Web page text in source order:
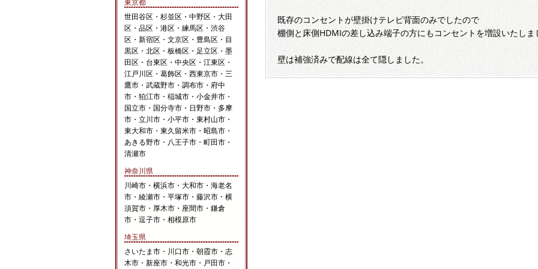
既存のコンセントが壁掛けテレビ背面のみでしたので
棚側と床側HDMIの差し込み端子の方にもコンセントを増設いたしま
壁は補強済みで配線は全て隠しました。
東京都
世田谷区・杉並区・中野区・大田
区・品区・港区・練馬区・渋谷
区・新宿区・文京区・豊島区・目
黒区・北区・板橋区・足立区・墨
田区・台東区・中央区・江東区・
江戸川区・葛飾区・西東京市・三
鷹市・武蔵野市・調布市・府中
市・狛江市・稲城市・小金井市・
国立市・国分寺市・日野市・多摩
市・立川市・小平市・東村山市・
東大和市・東久留米市・昭島市・
あきる野市・八王子市・町田市・
清瀬市
神奈川県
川崎市・横浜市・大和市・海老名
市・綾瀬市・平塚市・藤沢市・横
須賀市・厚木市・座間市・鎌倉
市・逗子市・相模原市
埼玉県
さいたま市・川口市・朝霞市・志
木市・新座市・和光市・戸田市・